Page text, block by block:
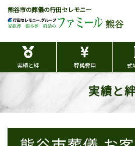
熊谷市の葬儀の行田セレモニー
熊谷
実績と絆 葬儀費用 式
実績と